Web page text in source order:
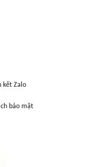
kết Zalo
bảo mật